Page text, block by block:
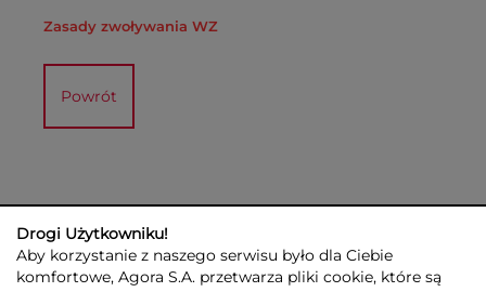
Zasady zwoływania WZ
Powrót
Drogi Użytkowniku!
Aby korzystanie z naszego serwisu było dla Ciebie
komfortowe, Agora S.A. przetwarza pliki cookie, które są